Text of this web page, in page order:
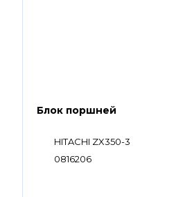
Блок поршней
HITACHI ZX350-3
0816206